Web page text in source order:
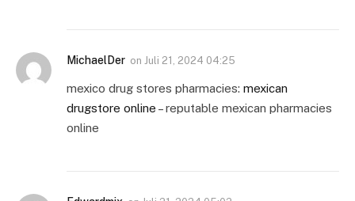
MichaelDer on Juli 21, 2024 04:25
mexico drug stores pharmacies: mexican
drugstore online – reputable mexican pharmacies
online